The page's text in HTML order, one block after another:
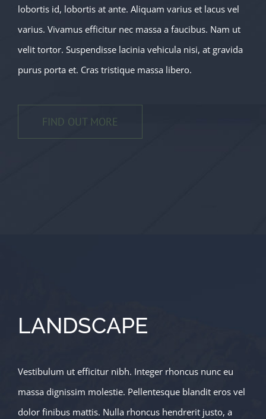
lobortis id, lobortis at ante. Aliquam varius et lacus vel
varius. Vivamus efficitur nec massa a faucibus. Nam ut
velit tortor. Suspendisse lacinia vehicula nisi, at gravida
purus porta et. Cras tristique massa libero.
FIND OUT MORE
LANDSCAPE
Vestibulum ut efficitur nibh. Integer rhoncus nunc eu
massa dignissim molestie. Pellentesque blandit eros vel
dolor finibus mattis. Nulla rhoncus hendrerit justo, a